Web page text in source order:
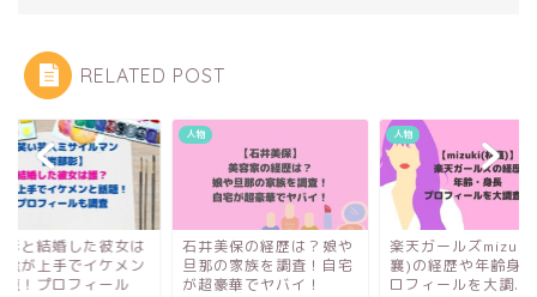
RELATED POST
彰と結婚した彼女は
絵が上手でイケメン
題！プロフィール
人物
石井美保の経歴は？娘や
旦那の家族を調査！自宅
が超豪華でヤバイ！
人物
楽天ガールズ
襄)の経歴や年齢身
ロフィールを大調...